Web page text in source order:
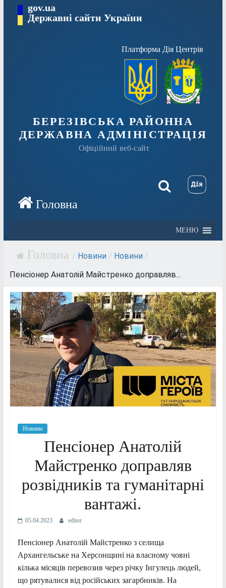
Перейтиgov.ua
Державні сайти України
Платформа Дія Центрів
БЕРЕЗІВСЬКА РАЙОННА
ДЕРЖАВНА АДМІНІСТРАЦІЯ
Офіційний веб-сайт
МЕНЮ
/ Новини / Новини /
Пенсіонер Анатолій Майстренко доправляв...
Новини
Пенсіонер Анатолій
Майстренко доправляв
розвідників та гуманітарні
вантажі.
05.04.2023 editor
Пенсіонер Анатолій Майстренко з селища
Архангельське на Херсонщині на власному човні
кілька місяців перевозив через річку Інгулець людей,
що рятувалися від російських загарбників. На